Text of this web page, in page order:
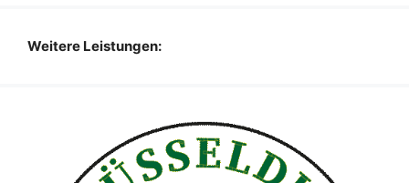
Weitere Leistungen: